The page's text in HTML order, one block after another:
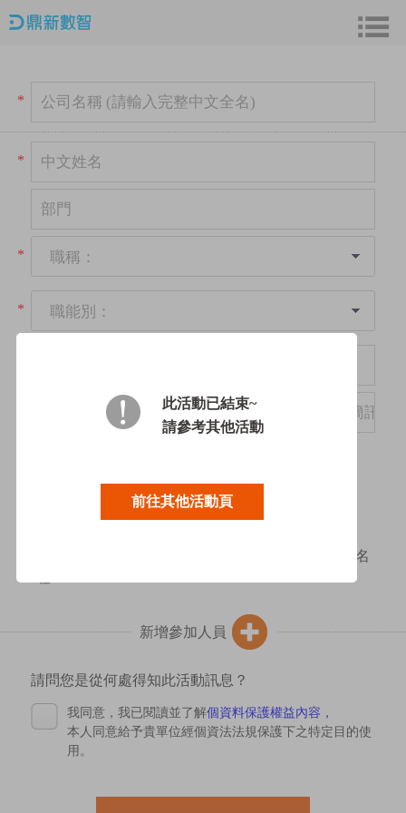
此活動已結束~
請參考其他活動
前往其他活動頁
*
*
* 職稱：
* 職能別：
全部報名完後，要到下方點選立即報名才算完成報名
新增參加人員
請問您是從何處得知此活動訊息？
我同意，我已閱讀並了解個資料保護權益內容，
本人同意給予貴單位經個資法法規保護下之特定目的使
用。